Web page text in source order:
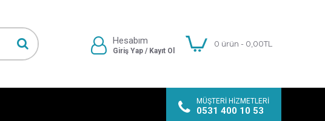
Hesabım
Giriş Yap / Kayıt Ol
0 ürün - 0,00TL
MÜŞTERI HIZMETLERI
0531 400 10 53